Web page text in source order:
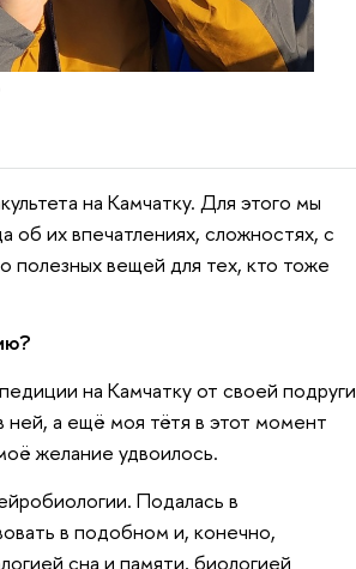
на Камчатку. Для этого мы
об их впечатлениях, сложностях, с
полезных вещей для тех, кто тоже
на Камчатку от своей подруги
ней, а ещё моя тётя в этот момент
желание удвоилось.
Подалась в
в подобном и, конечно,
сна и памяти, биологией